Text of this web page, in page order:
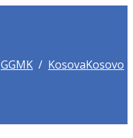
GGMK / KosovaKosovo